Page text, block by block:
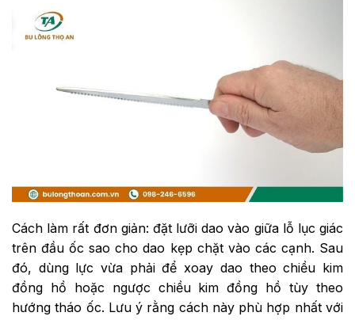
Cách làm rất đơn giản: đặt lưỡi dao vào giữa lỗ lục giác
trên đầu ốc sao cho dao kẹp chặt vào các cạnh. Sau
đó, dùng lực vừa phải để xoay dao theo chiều kim
đồng hồ hoặc ngược chiều kim đồng hồ tùy theo
hướng tháo ốc. Lưu ý rằng cách này phù hợp nhất với